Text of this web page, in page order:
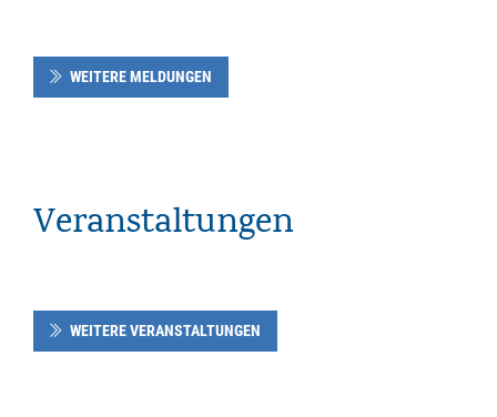
WEITERE MELDUNGEN
Veranstaltungen
WEITERE VERANSTALTUNGEN